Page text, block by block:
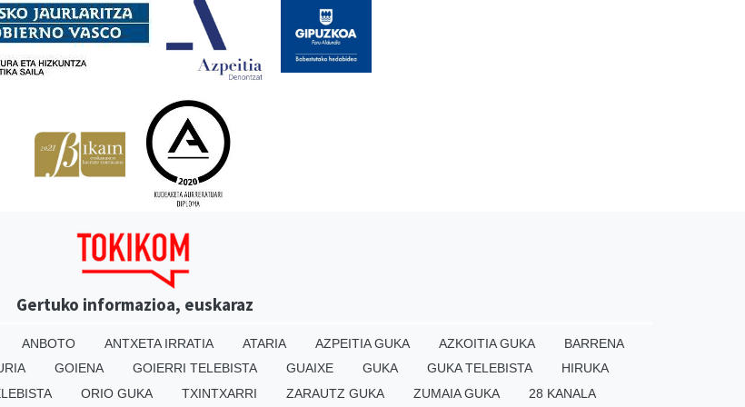
Gertuko informazioa, euskaraz
ANBOTO ANTXETA IRRATIA ATARIA AZPEITIA GUKA AZKOITIA GUKA
BARRENA
GOIENA GOIERRI TELEBISTA GUAIXE GUKA GUKA TELEBISTA
HIRUKA
ORIO GUKA TXINTXARRI ZARAUTZ GUKA ZUMAIA GUKA 28 KANALA